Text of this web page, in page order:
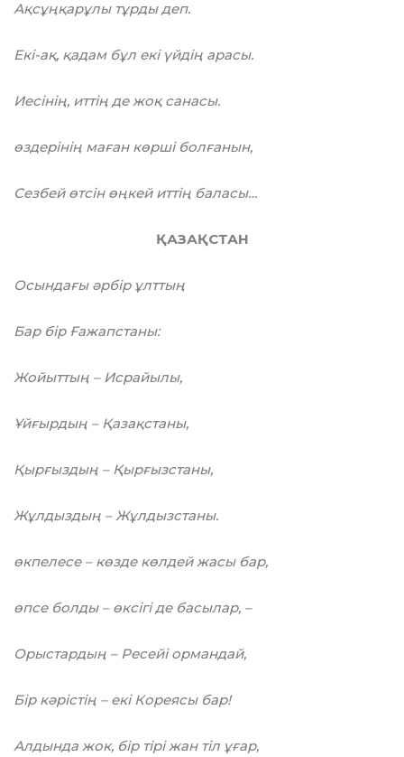
Ақсұңқарұлы тұрды деп.
Екі-ақ, қадам бұл екі үйдің арасы.
Иесінің, иттің де жоқ санасы.
өздерінің маған көрші болғанын,
Сезбей өтсін өңкей иттің баласы…
ҚАЗАҚСТАН
Осындағы әрбір ұлттың
Бар бір Ғажапстаны:
Жойыттың – Исрайылы,
Ұйғырдың – Қазақстаны,
Қырғыздың – Қырғызстаны,
Жұлдыздың – Жұлдызстаны.
өкпелесе – көзде көлдей жасы бар,
өпсе болды – өксігі де басылар, –
Орыстардың – Ресейі ормандай,
Бір кәрістің – екі Кореясы бар!
Алдында жок, бір тірі жан тіл ұғар,